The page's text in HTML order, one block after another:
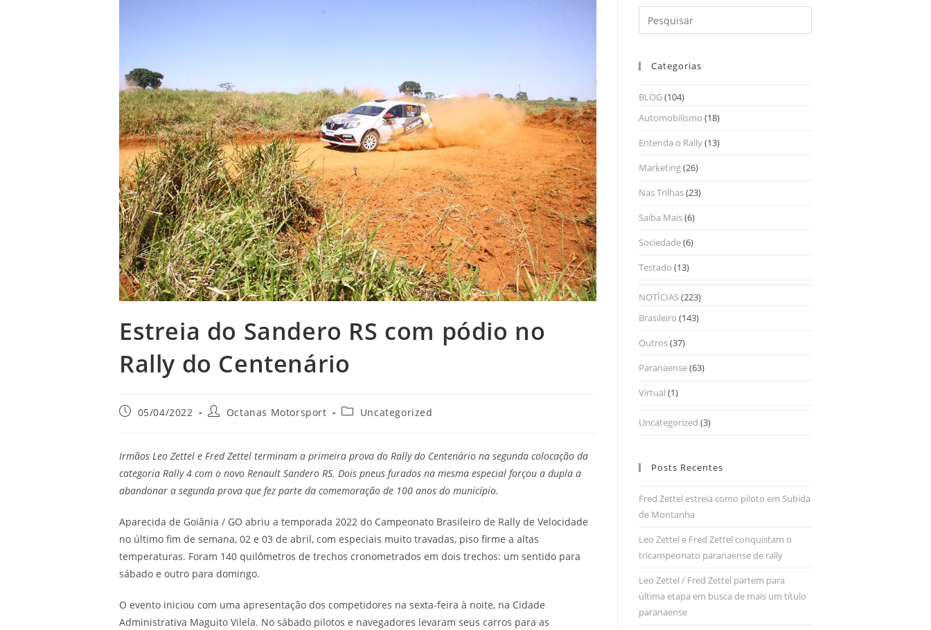
Estreia do Sandero RS com pódio no
Rally do Centenário
05/04/2022 Octanas Motorsport Uncategorized
Irmãos Leo Zettel e Fred Zettel terminam a primeira prova do Rally do Centenário na segunda colocação da
categoria Rally 4 com o novo Renault Sandero RS. Dois pneus furados na mesma especial forçou a dupla a
abandonar a segunda prova que fez parte da comemoração de 100 anos do município.
Aparecida de Goiânia / GO abriu a temporada 2022 do Campeonato Brasileiro de Rally de Velocidade
no último fim de semana, 02 e 03 de abril, com especiais muito travadas, piso firme a altas
temperaturas. Foram 140 quilômetros de trechos cronometrados em dois trechos: um sentido para
sábado e outro para domingo.
O evento iniciou com uma apresentação dos competidores na sexta-feira à noite, na Cidade
Administrativa Maguito Vilela. No sábado pilotos e navegadores levaram seus carros para as
Categorias
BLOG(104)
Automobilismo (18)
Entenda o Rally(13)
Marketing(26)
Nas Trilhas(23)
Saiba Mais(6)
Sociedade(6)
Testado (13)
NOTÍCIAS(223)
Brasileiro (143)
Outros(37)
Paranaense(63)
Virtual (1)
Uncategorized (3)
Posts Recentes
Fred Zettel estreia como piloto em Subida
de Montanha
Leo Zettel e Fred Zettel conquistam o
tricampeonato paranaense de rally
Leo Zettel / Fred Zettel partem para
última etapa em busca de mais um título
paranaense